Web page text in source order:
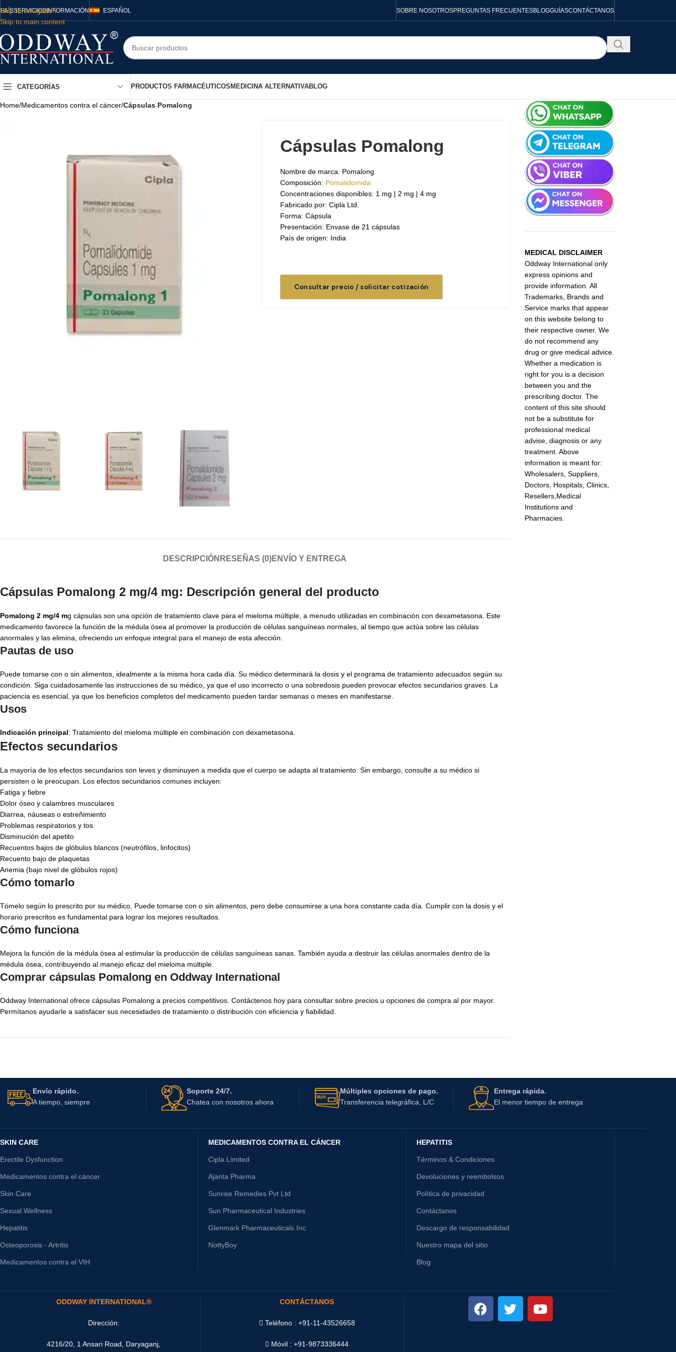
Skip to navigation
Skip to main content
PAÍSSERVICIOSINFORMACIÓN ESPAÑOL SOBRE NOSOTROSPREGUNTAS FRECUENTESBLOGGUÍASCONTÁCTANOS
CATEGORÍAS PRODUCTOS FARMACÉUTICOS MEDICINA ALTERNATIVABLOG
Home/Medicamentos contra el cáncer/Cápsulas Pomalong
Cápsulas Pomalong
Nombre de marca: Pomalong
Composición: Pomalidomida
Concentraciones disponibles: 1 mg | 2 mg | 4 mg
Fabricado por: Cipla Ltd.
Forma: Cápsula
Presentación: Envase de 21 cápsulas
País de origen: India
Consultar precio / solicitar cotización
DESCRIPCIÓN RESEÑAS (0)ENVÍO Y ENTREGA
Cápsulas Pomalong 2 mg/4 mg: Descripción general del producto
Pomalong 2 mg/4 mg cápsulas son una opción de tratamiento clave para el mieloma múltiple, a menudo utilizadas en combinación con dexametasona. Este
medicamento favorece la función de la médula ósea al promover la producción de células sanguíneas normales, al tiempo que actúa sobre las células
anormales y las elimina, ofreciendo un enfoque integral para el manejo de esta afección.
Pautas de uso
Puede tomarse con o sin alimentos, idealmente a la misma hora cada día. Su médico determinará la dosis y el programa de tratamiento adecuados según su
condición. Siga cuidadosamente las instrucciones de su médico, ya que el uso incorrecto o una sobredosis pueden provocar efectos secundarios graves. La
paciencia es esencial, ya que los beneficios completos del medicamento pueden tardar semanas o meses en manifestarse.
Usos
Indicación principal: Tratamiento del mieloma múltiple en combinación con dexametasona.
Efectos secundarios
La mayoría de los efectos secundarios son leves y disminuyen a medida que el cuerpo se adapta al tratamiento. Sin embargo, consulte a su médico si
persisten o le preocupan. Los efectos secundarios comunes incluyen:
Fatiga y fiebre
Dolor óseo y calambres musculares
Diarrea, náuseas o estreñimiento
Problemas respiratorios y tos
Disminución del apetito
Recuentos bajos de glóbulos blancos (neutrófilos, linfocitos)
Recuento bajo de plaquetas
Anemia (bajo nivel de glóbulos rojos)
Cómo tomarlo
Tómelo según lo prescrito por su médico. Puede tomarse con o sin alimentos, pero debe consumirse a una hora constante cada día. Cumplir con la dosis y el
horario prescritos es fundamental para lograr los mejores resultados.
Cómo funciona
Mejora la función de la médula ósea al estimular la producción de células sanguíneas sanas. También ayuda a destruir las células anormales dentro de la
médula ósea, contribuyendo al manejo eficaz del mieloma múltiple.
Comprar cápsulas Pomalong en Oddway International
Oddway International ofrece cápsulas Pomalong a precios competitivos. Contáctenos hoy para consultar sobre precios u opciones de compra al por mayor.
Permítanos ayudarle a satisfacer sus necesidades de tratamiento o distribución con eficiencia y fiabilidad.
MEDICAL DISCLAIMER
Oddway International only
express opinions and
provide information. All
Trademarks, Brands and
Service marks that appear
on this website belong to
their respective owner. We
do not recommend any
drug or give medical advice.
Whether a medication is
right for you is a decision
between you and the
prescribing doctor. The
content of this site should
not be a substitute for
professional medical
advise, diagnosis or any
treatment. Above
information is meant for:
Wholesalers, Suppliers,
Doctors, Hospitals, Clinics,
Resellers,Medical
Institutions and
Pharmacies.
Envío rápido.
A tiempo, siempre
Soporte 24/7.
Chatea con nosotros ahora
Múltiples opciones de pago.
Transferencia telegráfica, L/C
Entrega rápida.
El menor tiempo de entrega
SKIN CARE
Erectile Dysfunction
Medicamentos contra el cáncer
Skin Care
Sexual Wellness
Hepatitis
Osteoporosis - Artritis
Medicamentos contra el VIH
MEDICAMENTOS CONTRA EL CÁNCER
Cipla Limited
Ajanta Pharma
Sunrise Remedies Pvt Ltd
Sun Pharmaceutical Industries
Glenmark Pharmaceuticals Inc
NottyBoy
HEPATITIS
Términos & Condiciones
Devoluciones y reembolsos
Política de privacidad
Contáctanos
Descargo de responsabilidad
Nuestro mapa del sitio
Blog
ODDWAY INTERNATIONAL®
Dirección:
4216/20, 1 Ansari Road, Daryaganj,
CONTÁCTANOS
Teléfono : +91-11-43526658
Móvil : +91-9873336444